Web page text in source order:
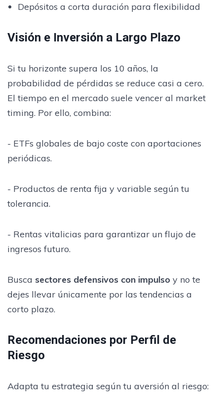
Depósitos a corta duración para flexibilidad
Visión e Inversión a Largo Plazo
Si tu horizonte supera los 10 años, la
probabilidad de pérdidas se reduce casi a cero.
El tiempo en el mercado suele vencer al market
timing. Por ello, combina:
- ETFs globales de bajo coste con aportaciones
periódicas.
- Productos de renta fija y variable según tu
tolerancia.
- Rentas vitalicias para garantizar un flujo de
ingresos futuro.
Busca sectores defensivos con impulso y no te
dejes llevar únicamente por las tendencias a
corto plazo.
Recomendaciones por Perfil de
Riesgo
Adapta tu estrategia según tu aversión al riesgo: